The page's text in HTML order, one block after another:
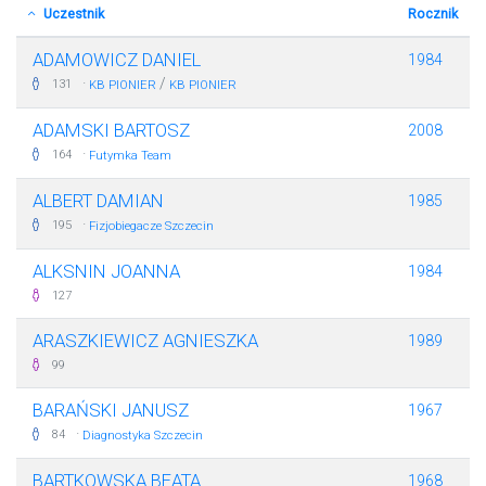
Uczestnik Rocznik
ADAMOWICZ DANIEL
131 · KB PIONIER / KB PIONIER
1984
ADAMSKI BARTOSZ
164 · Futymka Team
2008
ALBERT DAMIAN
195 · Fizjobiegacze Szczecin
1985
ALKSNIN JOANNA
127
1984
ARASZKIEWICZ AGNIESZKA
99
1989
BARAŃSKI JANUSZ
84 · Diagnostyka Szczecin
1967
BARTKOWSKA BEATA 1968